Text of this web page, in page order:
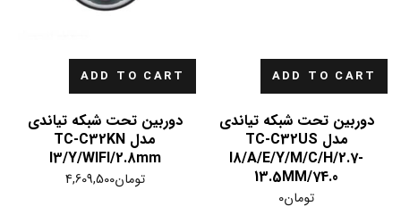
ADD TO CART
دوربین تحت شبکه تیاندی
مدل TC-C32US
I8/A/E/Y/M/C/H/2.7-
13.5MM/74.0
تومان0
ADD TO CART
دوربین تحت شبکه تیاندی
مدل TC-C32KN
I3/Y/WIFI/2.8mm
تومان4,609,500